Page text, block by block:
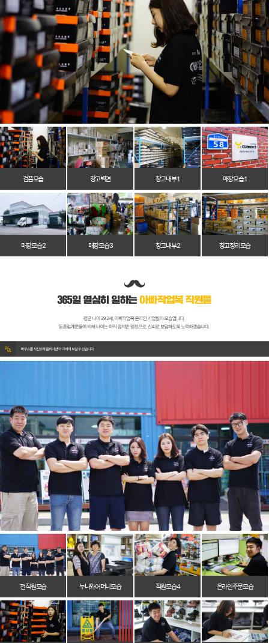
검품모습 창고벽면 창고 내부 1 매장 모습 1
매장 모습 2 매장 모습 3 창고 내부 2 창고 정리 모습
전 직원 모습 누나와 어머니 모습 직원 모습 4 온라인 주문 모습